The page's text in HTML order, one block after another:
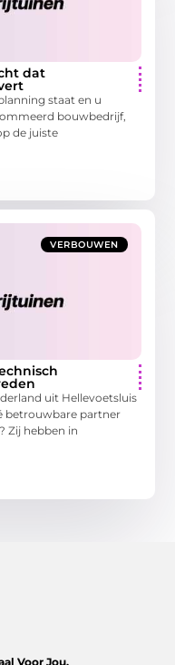
dat
staat en u
bouwbedrijf,
de juiste
VERBOUWEN
uit Hellevoetsluis
betrouwbare partner
Zij hebben in
Voor Jou.